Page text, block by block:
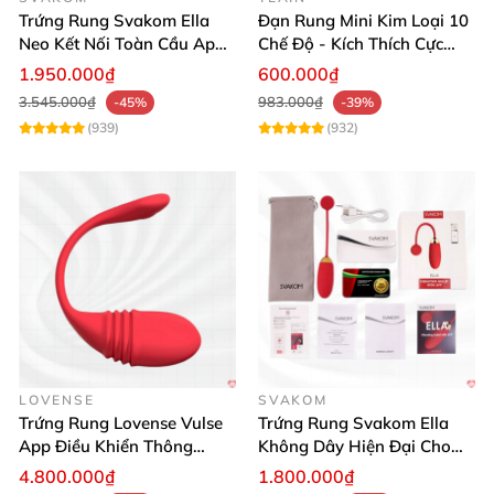
sinh
Chống nước tuyệt đối, dễ dàng khi sử dụng và
làm sạch
Trứng Rung Svakom Ella
Neo Kết Nối Toàn Cầu App
Tiện Lợi
1.950.000₫
3.545.000₫
-45%
(939)
Đạn Rung Mini Kim Loại 10
Chế Độ - Kích Thích Cực
Mạnh - Yeain
600.000₫
983.000₫
-39%
(932)
LOVENSE
Trứng Rung Lovense Vulse
App Điều Khiển Thông
Minh, Kích Thích Mạnh
4.800.000₫
SVAKOM
Trứng Rung Svakom Ella
Không Dây Hiện Đại Cho
Nữ Thư Giãn Tinh Tế
1.800.000₫